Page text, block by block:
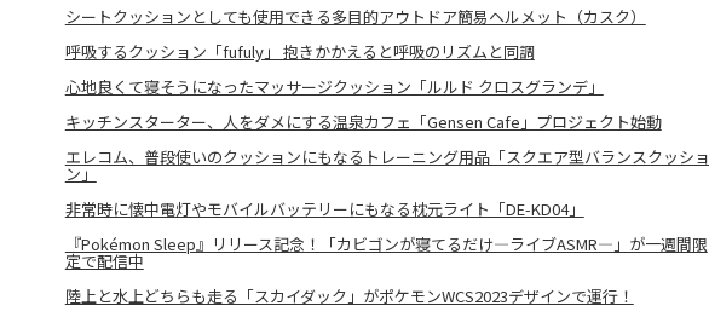
シートクッションとしても使用できる多目的アウトドア簡易ヘルメット（カスク）
呼吸するクッション「fufuly」 抱きかかえると呼吸のリズムと同調
心地良くて寝そうになったマッサージクッション「ルルド クロスグランデ」
キッチンスターター、人をダメにする温泉カフェ「Gensen Cafe」プロジェクト始動
エレコム、普段使いのクッションにもなるトレーニング用品「スクエア型バランスクッショ
ン」
非常時に懐中電灯やモバイルバッテリーにもなる枕元ライト「DE-KD04」
『Pokémon Sleep』リリース記念！「カビゴンが寝てるだけ―ライブASMR―」が一週間限
定で配信中
陸上と水上どちらも走る「スカイダック」がポケモンWCS2023デザインで運行！